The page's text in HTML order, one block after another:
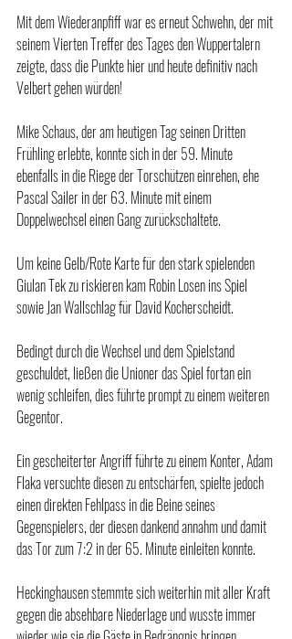
Mit dem Wiederanpfiff war es erneut Schwehn, der mit
seinem Vierten Treffer des Tages den Wuppertalern
zeigte, dass die Punkte hier und heute definitiv nach
Velbert gehen würden!
Mike Schaus, der am heutigen Tag seinen Dritten
Frühling erlebte, konnte sich in der 59. Minute
ebenfalls in die Riege der Torschützen einrehen, ehe
Pascal Sailer in der 63. Minute mit einem
Doppelwechsel einen Gang zurückschaltete.
Um keine Gelb/Rote Karte für den stark spielenden
Giulan Tek zu riskieren kam Robin Losen ins Spiel
sowie Jan Wallschlag für David Kocherscheidt.
Bedingt durch die Wechsel und dem Spielstand
geschuldet, ließen die Unioner das Spiel fortan ein
wenig schleifen, dies führte prompt zu einem weiteren
Gegentor.
Ein gescheiterter Angriff führte zu einem Konter, Adam
Flaka versuchte diesen zu entschärfen, spielte jedoch
einen direkten Fehlpass in die Beine seines
Gegenspielers, der diesen dankend annahm und damit
das Tor zum 7:2 in der 65. Minute einleiten konnte.
Heckinghausen stemmte sich weiterhin mit aller Kraft
gegen die absehbare Niederlage und wusste immer